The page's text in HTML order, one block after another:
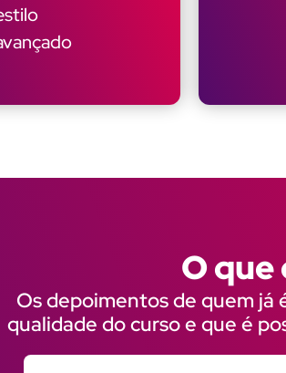
O que
Os depoimentos de quem já
qualidade do curso e que é